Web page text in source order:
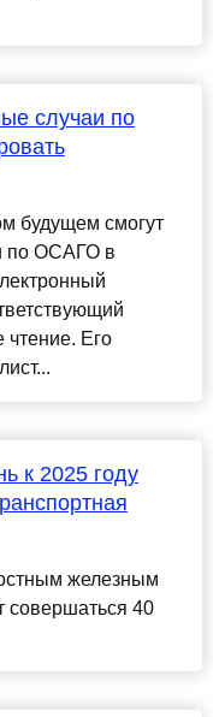
случаи по
будущем смогут
по ОСАГО в
чтение. Его
к 2025 году
железным
совершаться 40